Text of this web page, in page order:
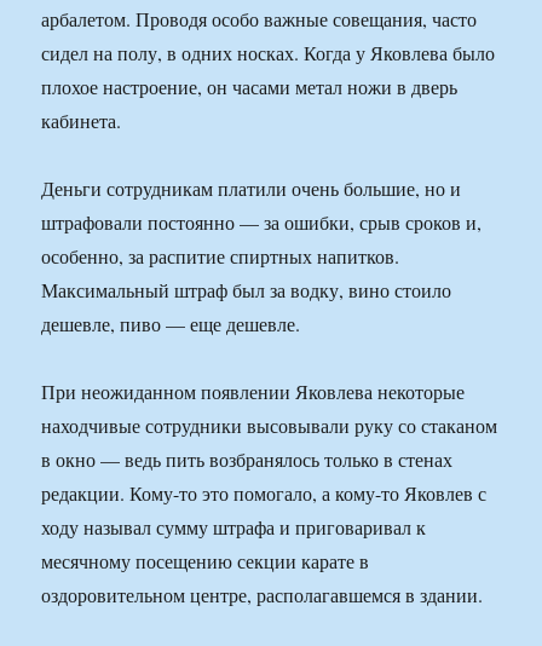
арбалетом. Проводя особо важные совещания, часто
сидел на полу, в одних носках. Когда у Яковлева было
плохое настроение, он часами метал ножи в дверь
кабинета.
Деньги сотрудникам платили очень большие, но и
штрафовали постоянно — за ошибки, срыв сроков и,
особенно, за распитие спиртных напитков.
Максимальный штраф был за водку, вино стоило
дешевле, пиво — еще дешевле.
При неожиданном появлении Яковлева некоторые
находчивые сотрудники высовывали руку со стаканом
в окно — ведь пить возбранялось только в стенах
редакции. Кому-то это помогало, а кому-то Яковлев с
ходу называл сумму штрафа и приговаривал к
месячному посещению секции карате в
оздоровительном центре, располагавшемся в здании.